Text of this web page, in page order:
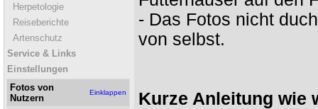
Herpetologie
Reiseberichte
Artenschutz
Service & Links
Einstellungen
Fotos von
Nutzern
Einklappen
- Das Fotos nicht
von selbst.
Kurze Anleitung wie